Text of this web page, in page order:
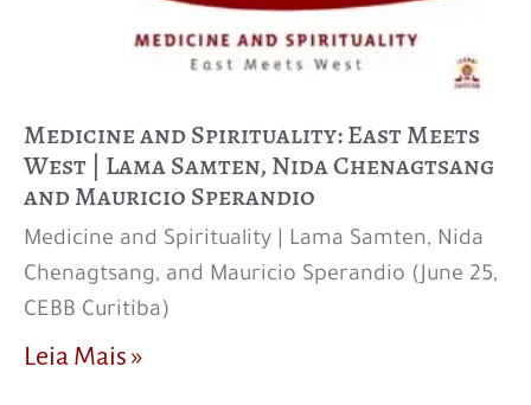
Medicine and Spirituality: East Meets
West | Lama Samten, Nida Chenagtsang
and Mauricio Sperandio
Medicine and Spirituality | Lama Samten, Nida
Chenagtsang, and Mauricio Sperandio (June 25,
CEBB Curitiba)
Leia Mais »